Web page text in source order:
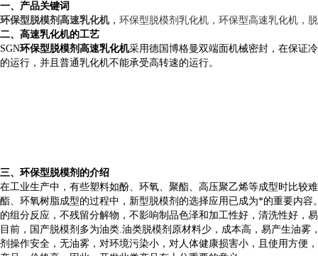
一、产品关键词
环保型脱模剂高速乳化机， 环保型脱模剂乳化机，环保型高速乳化机，
二、高速乳化机的工艺
SGN环保型脱模剂高速乳化机采用德国博格曼双端面机械密封，在保证
的运行，并且普通乳化机不能承受高转速的运行。
三、 环保型脱模剂的介绍
在工业生产中，有些塑料如酚、环氧、聚酯、高压聚乙烯等成型时比较
酯、环氧树脂成型的过程中，新型脱模剂的选择应用已成为*的重要内
的组分反应，不残留分解物，不影响制品色泽和加工性好，清洗性好，
目前，国产脱模剂多为油类.油类脱模剂原材料少，成本高，易产生油
剂操作安全，无油雾，对环境污染小，对人体健康损害小，且使用方便